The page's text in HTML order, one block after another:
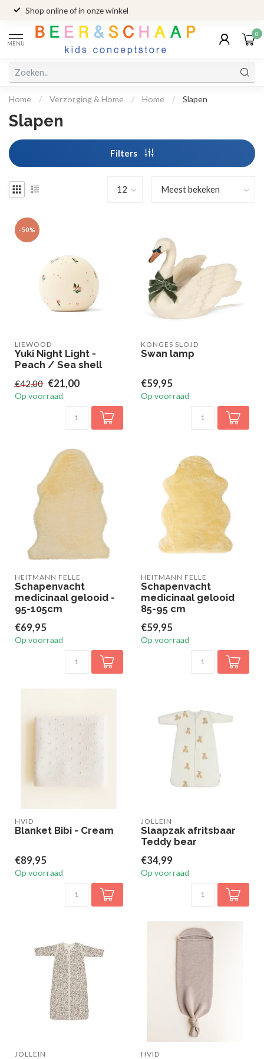
Shop online of in onze winkel
MENU
0
Home / Verzorging & Home / Home / Slapen
Slapen
Filters
-50%
LIEWOOD
Yuki Night Light -
Peach / Sea shell
€42,00 €21,00
Op voorraad
KONGES SLOJD
Swan lamp
€59,95
Op voorraad
HEITMANN FELLE
Schapenvacht
medicinaal gelooid -
95-105cm
€69,95
Op voorraad
HEITMANN FELLE
Schapenvacht
medicinaal gelooid
85-95 cm
€59,95
Op voorraad
HVID
Blanket Bibi - Cream
€89,95
Op voorraad
JOLLEIN
Slaapzak afritsbaar
Teddy bear
€34,99
Op voorraad
JOLLEIN HVID